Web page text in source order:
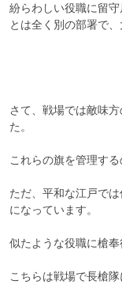
紛らわしい役職に留
とは全く別の部署で
さて、戦場では敵味
た。
これらの旗を管理する
ただ、平和な江戸で
になっています。
似たような役職に槍奉
こちらは戦場で長槍